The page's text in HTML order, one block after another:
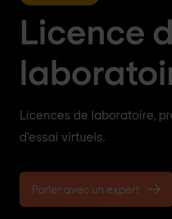
Licence
Licences de laboratoire,
d'essai virtuels.
Parler avec un expert